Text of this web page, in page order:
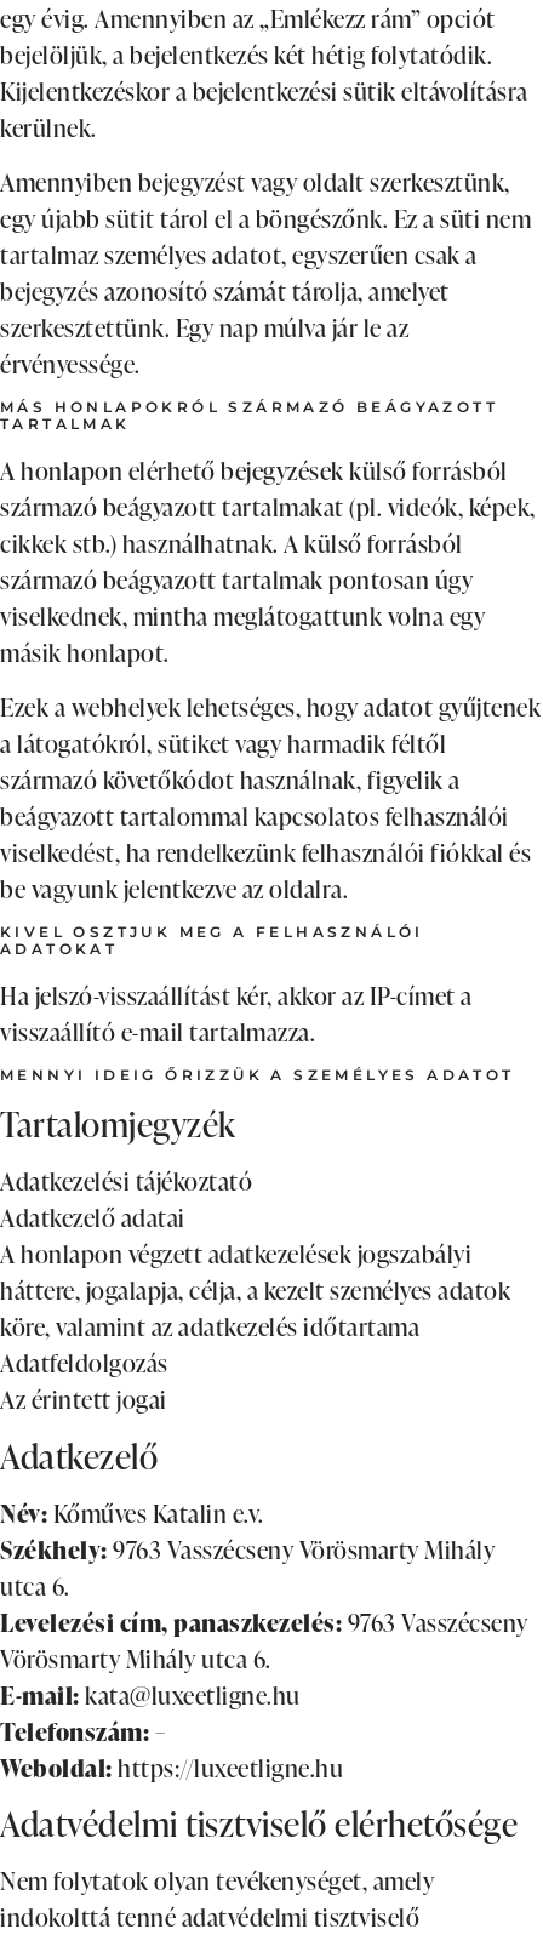
egy évig. Amennyiben az „Emlékezz rám” opciót
bejelöljük, a bejelentkezés két hétig folytatódik.
Kijelentkezéskor a bejelentkezési sütik eltávolításra
kerülnek.
Amennyiben bejegyzést vagy oldalt szerkesztünk,
egy újabb sütit tárol el a böngészőnk. Ez a süti nem
tartalmaz személyes adatot, egyszerűen csak a
bejegyzés azonosító számát tárolja, amelyet
szerkesztettünk. Egy nap múlva jár le az
érvényessége.
MÁS HONLAPOKRÓL SZÁRMAZÓ BEÁGYAZOTT
TARTALMAK
A honlapon elérhető bejegyzések külső forrásból
származó beágyazott tartalmakat (pl. videók, képek,
cikkek stb.) használhatnak. A külső forrásból
származó beágyazott tartalmak pontosan úgy
viselkednek, mintha meglátogattunk volna egy
másik honlapot.
Ezek a webhelyek lehetséges, hogy adatot gyűjtenek
a látogatókról, sütiket vagy harmadik féltől
származó követőkódot használnak, figyelik a
beágyazott tartalommal kapcsolatos felhasználói
viselkedést, ha rendelkezünk felhasználói fiókkal és
be vagyunk jelentkezve az oldalra.
KIVEL OSZTJUK MEG A FELHASZNÁLÓI
ADATOKAT
Ha jelszó-visszaállítást kér, akkor az IP-címet a
visszaállító e-mail tartalmazza.
MENNYI IDEIG ŐRIZZÜK A SZEMÉLYES ADATOT
Tartalomjegyzék
Adatkezelési tájékoztató
Adatkezelő adatai
A honlapon végzett adatkezelések jogszabályi
háttere, jogalapja, célja, a kezelt személyes adatok
köre, valamint az adatkezelés időtartama
Adatfeldolgozás
Az érintett jogai
Adatkezelő
Név:Kőműves Katalin e.v.
Székhely:9763 Vasszécseny Vörösmarty Mihály
utca 6.
Levelezési cím, panaszkezelés:9763 Vasszécseny
Vörösmarty Mihály utca 6.
E-mail:kata@luxeetligne.hu
Telefonszám:–
Weboldal:https://luxeetligne.hu
Adatvédelmi tisztviselő elérhetősége
Nem folytatok olyan tevékenységet, amely
indokolttá tenné adatvédelmi tisztviselő